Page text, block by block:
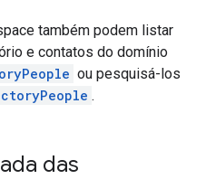
também podem listar
e contatos do domínio
ou pesquisá-los
.
das